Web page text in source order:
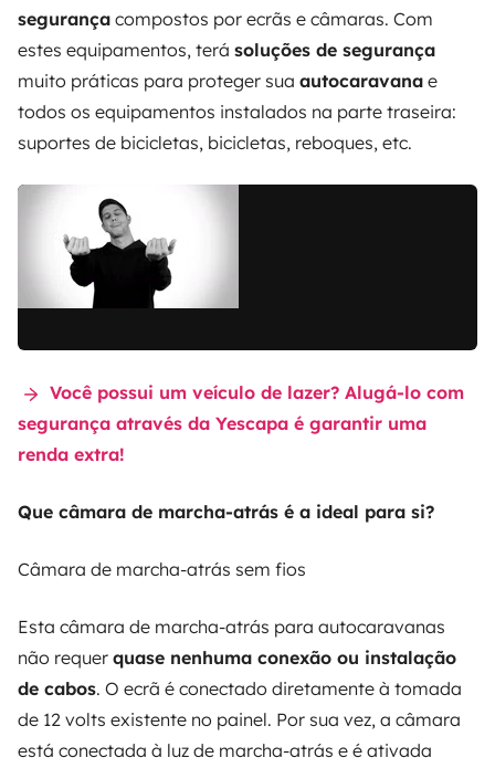
segurança compostos por ecrãs e câmaras. Com
estes equipamentos, terá soluções de segurança
muito práticas para proteger sua autocaravana e
todos os equipamentos instalados na parte traseira:
suportes de bicicletas, bicicletas, reboques, etc.
Você possui um veículo de lazer? Alugá-lo com
segurança através da Yescapa é garantir uma
renda extra!
Que câmara de marcha-atrás é a ideal para si?
Câmara de marcha-atrás sem fios
Esta câmara de marcha-atrás para autocaravanas
não requer quase nenhuma conexão ou instalação
de cabos. O ecrã é conectado diretamente à tomada
de 12 volts existente no painel. Por sua vez, a câmara
está conectada à luz de marcha-atrás e é ativada